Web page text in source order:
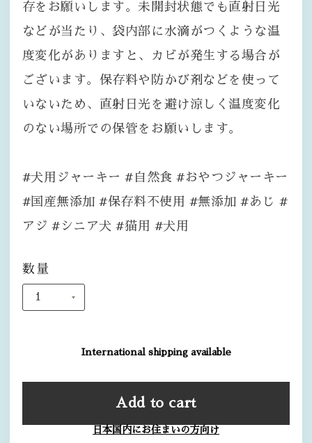
存をお願いします。未開封状態でも直射日光
などが当たり、袋内部に水滴がつくような温
度変化がありますと、カビが発生する場合が
ございます。保存料や防かび剤などを使って
いないため、直射日光を避け涼しく温度変化
のない場所での保管をお願いします。
#犬用ジャーキー #自然食 #おやつジャーキー
#国産無添加 #保存料不使用 #無添加 #あじ #
アジ #シニア犬 #猫用 #犬用
数量
International shipping available
Add to cart
日本国内にお住まいの方向け